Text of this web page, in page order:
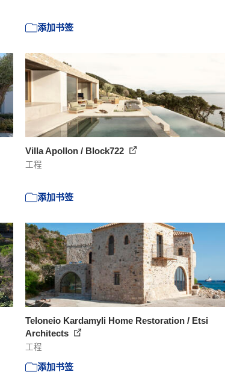
添加书签
Villa Apollon / Block722
工程
添加书签
Teloneio Kardamyli Home Restoration / Etsi
Architects
工程
添加书签